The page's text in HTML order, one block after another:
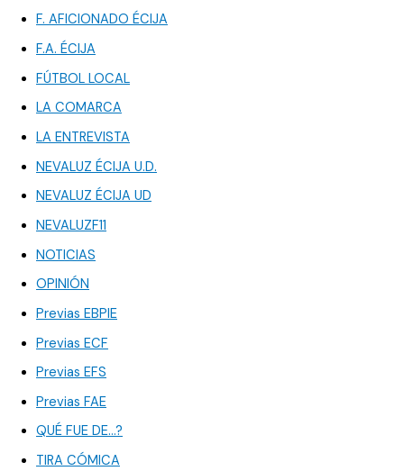
F. AFICIONADO ÉCIJA
F.A. ÉCIJA
FÚTBOL LOCAL
LA COMARCA
LA ENTREVISTA
NEVALUZ ÉCIJA U.D.
NEVALUZ ÉCIJA UD
NEVALUZF11
NOTICIAS
OPINIÓN
Previas EBPIE
Previas ECF
Previas EFS
Previas FAE
QUÉ FUE DE…?
TIRA CÓMICA